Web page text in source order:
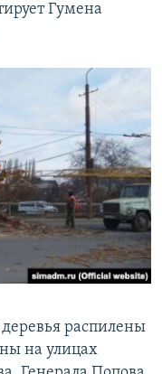
Гумена
распилены
на улицах